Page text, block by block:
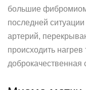
большие
последней
артерий,
происходить нагрев
доброкачественная